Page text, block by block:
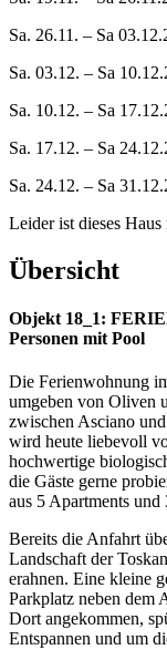
Sa. 26.11. – Sa
Sa. 03.12. – Sa
Sa. 10.12. – Sa
Sa. 17.12. – Sa
Sa. 24.12. – Sa
Leider ist dieses
Übersicht
Objekt 18_1:
Personen mit Pool
Die Ferienwohnung
umgeben von Oliven
zwischen Asciano
wird heute liebevoll
hochwertige
die Gäste gerne
aus 5 Apartments
Bereits die Anfahrt
Landschaft der
erahnen. Eine kleine
Parkplatz neben dem
Dort angekommen,
Entspannen und um